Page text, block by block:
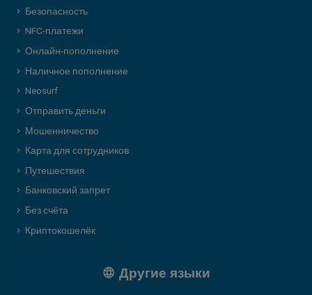
Безопасность
NFC-платежи
Онлайн-пополнение
Наличное пополнение
Neosurf
Отправить деньги
Мошенничество
Карта для сотрудников
Путешествия
Банковский запрет
Без счёта
Криптокошелёк
Другие языки